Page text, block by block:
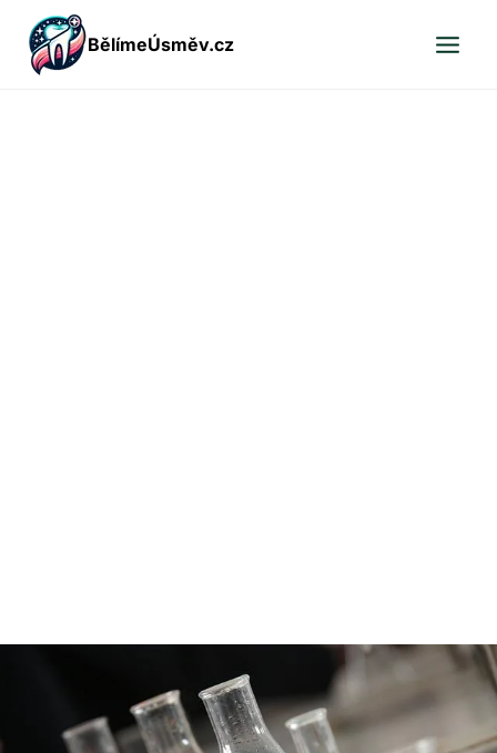
Přeskočit
obsah
BělímeÚsměv.cz